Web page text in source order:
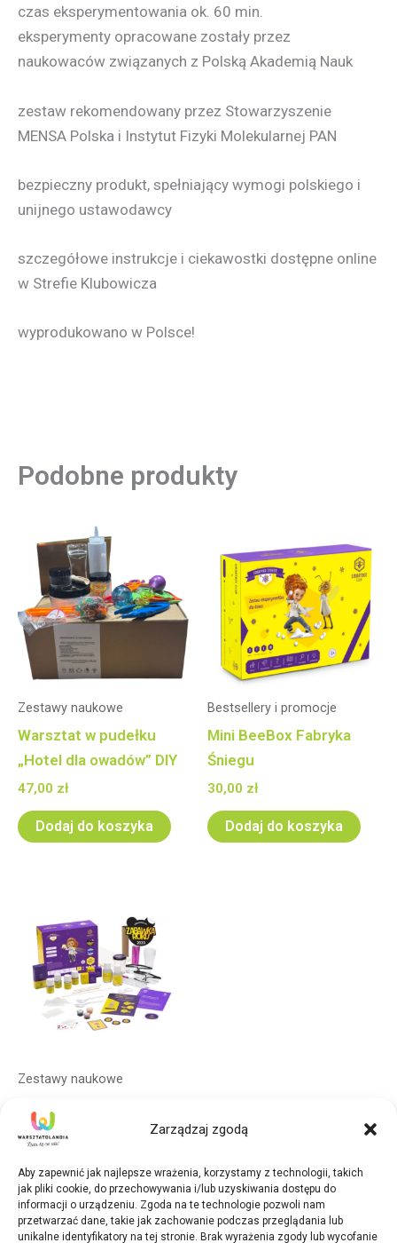
Zarządzaj zgodą
Aby zapewnić jak najlepsze wrażenia, korzystamy z technologii, takich
jak pliki cookie, do przechowywania i/lub uzyskiwania dostępu do
informacji o urządzeniu. Zgoda na te technologie pozwoli nam
przetwarzać dane, takie jak zachowanie podczas przeglądania lub
unikalne identyfikatory na tej stronie. Brak wyrażenia zgody lub wycofanie
czas eksperymentowania ok. 60 min.
eksperymenty opracowane zostały przez
naukowaców związanych z Polską Akademią Nauk
zestaw rekomendowany przez Stowarzyszenie
MENSA Polska i Instytut Fizyki Molekularnej PAN
bezpieczny produkt, spełniający wymogi polskiego i
unijnego ustawodawcy
szczegółowe instrukcje i ciekawostki dostępne online
w Strefie Klubowicza
wyprodukowano w Polsce!
Podobne produkty
Zestawy naukowe
Warsztat w pudełku
„Hotel dla owadów” DIY
47,00 zł
Dodaj do koszyka
Bestsellery i promocje
Mini BeeBox Fabryka
Śniegu
30,00 zł
Dodaj do koszyka
Zestawy naukowe
Królestwo Kolorów
Dodaj do koszyka